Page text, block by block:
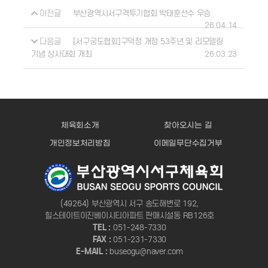
이전글
부산광역시서구격투기협회 박태훈선수 우승
26.04.14
다음글
[서구궁도협회]구덕정 개정 53주년 및 리모델링
기념 상사대회 개최
26.03.23
체육회소개 찾아오시는 길
개인정보처리방침 이메일무단수집거부
(49264) 부산광역시 서구 송도해변로 192,
힐스테이트이진베이시티아파트 판매시설동 RB126호
TEL : 051-248-7330
FAX :051-231-7330
E-MAIL : buseogu@naver.com